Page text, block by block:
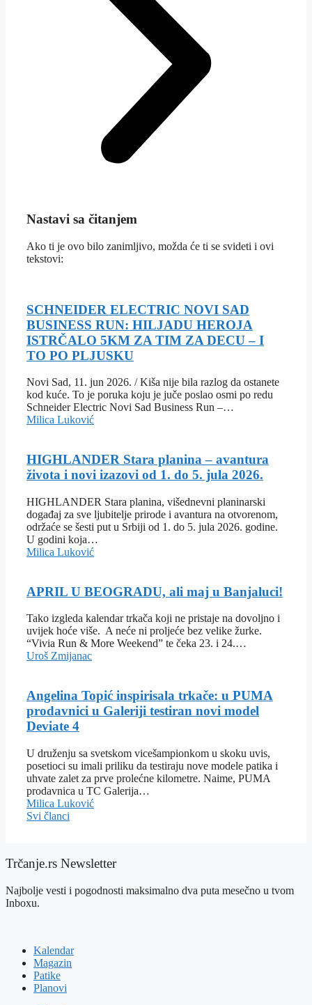
Nastavi sa čitanjem
Ako ti je ovo bilo zanimljivo, možda će ti se svideti i ovi
tekstovi:
SCHNEIDER ELECTRIC NOVI SAD
BUSINESS RUN: HILJADU HEROJA
ISTRČALO 5KM ZA TIM ZA DECU – I
TO PO PLJUSKU
Novi Sad, 11. jun 2026. / Kiša nije bila razlog da ostanete
kod kuće. To je poruka koju je juče poslao osmi po redu
Schneider Electric Novi Sad Business Run –…
Milica Luković
HIGHLANDER Stara planina – avantura
života i novi izazovi od 1. do 5. jula 2026.
HIGHLANDER Stara planina, višednevni planinarski
događaj za sve ljubitelje prirode i avantura na otvorenom,
održaće se šesti put u Srbiji od 1. do 5. jula 2026. godine.
U godini koja…
Milica Luković
APRIL U BEOGRADU, ali maj u Banjaluci!
Tako izgleda kalendar trkača koji ne pristaje na dovoljno i
uvijek hoće više. A neće ni proljeće bez velike žurke.
“Vivia Run & More Weekend” te čeka 23. i 24.…
Uroš Zmijanac
Angelina Topić inspirisala trkače: u PUMA
prodavnici u Galeriji testiran novi model
Deviate 4
U druženju sa svetskom vicešampionkom u skoku uvis,
posetioci su imali priliku da testiraju nove modele patika i
uhvate zalet za prve prolećne kilometre. Naime, PUMA
prodavnica u TC Galerija…
Milica Luković
Svi članci
Trčanje.rs Newsletter
Najbolje vesti i pogodnosti maksimalno dva puta mesečno u tvom
Inboxu.
Kalendar
Magazin
Patike
Planovi